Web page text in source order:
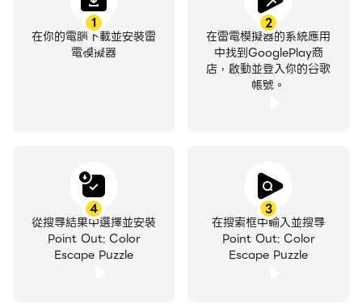
1
在你的電腦下載並安裝雷
電模擬器
2
在雷電模擬器的系統應用
中找到GooglePlay商
店，啟動並登入你的谷歌
帳號。
3
在搜索框中輸入並搜尋
Point Out: Color
Escape Puzzle
4
從搜尋結果中選擇並安裝
Point Out: Color
Escape Puzzle